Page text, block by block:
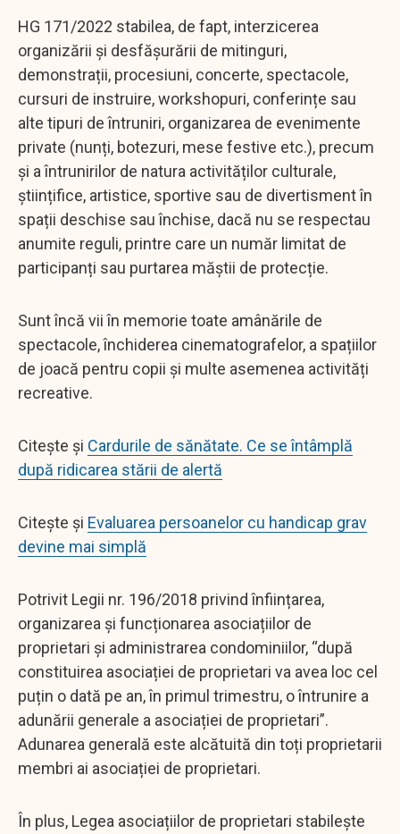
HG 171/2022 stabilea, de fapt, interzicerea
organizării și desfășurării de mitinguri,
demonstrații, procesiuni, concerte, spectacole,
cursuri de instruire, workshopuri, conferințe sau
alte tipuri de întruniri, organizarea de evenimente
private (nunți, botezuri, mese festive etc.), precum
și a întrunirilor de natura activităților culturale,
științifice, artistice, sportive sau de divertisment în
spații deschise sau închise, dacă nu se respectau
anumite reguli, printre care un număr limitat de
participanți sau purtarea măștii de protecție.
Sunt încă vii în memorie toate amânările de
spectacole, închiderea cinematografelor, a spațiilor
de joacă pentru copii și multe asemenea activități
recreative.
Citește și Cardurile de sănătate. Ce se întâmplă
după ridicarea stării de alertă
Citește și Evaluarea persoanelor cu handicap grav
devine mai simplă
Potrivit Legii nr. 196/2018 privind înființarea,
organizarea și funcționarea asociațiilor de
proprietari și administrarea condominiilor, “după
constituirea asociației de proprietari va avea loc cel
puțin o dată pe an, în primul trimestru, o întrunire a
adunării generale a asociației de proprietari”.
Adunarea generală este alcătuită din toți proprietarii
membri ai asociației de proprietari.
În plus, Legea asociațiilor de proprietari stabilește